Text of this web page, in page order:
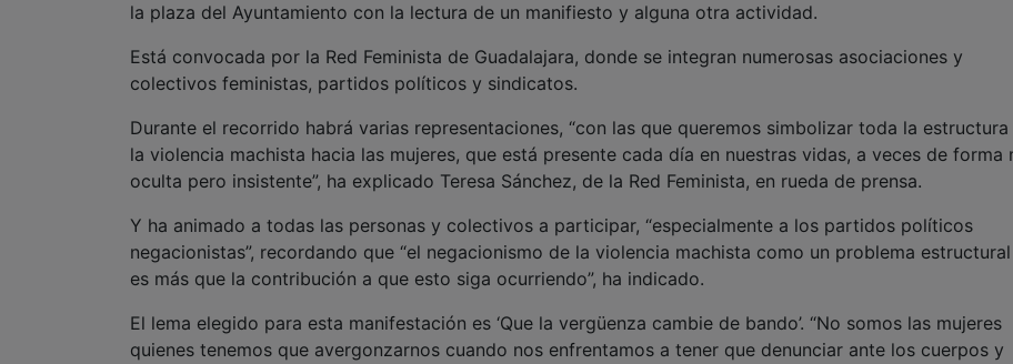
la plaza del Ayuntamiento con la lectura de un manifiesto y alguna otra actividad.
Está convocada por la Red Feminista de Guadalajara, donde se integran numerosas asociaciones y
colectivos feministas, partidos políticos y sindicatos.
Durante el recorrido habrá varias representaciones, “con las que queremos simbolizar toda la estructura
la violencia machista hacia las mujeres, que está presente cada día en nuestras vidas, a veces de forma
oculta pero insistente”, ha explicado Teresa Sánchez, de la Red Feminista, en rueda de prensa.
Y ha animado a todas las personas y colectivos a participar, “especialmente a los partidos políticos
negacionistas”, recordando que “el negacionismo de la violencia machista como un problema
es más que la contribución a que esto siga ocurriendo”, ha indicado.
El lema elegido para esta manifestación es ‘Que la vergüenza cambie de bando’. “No somos las mujeres
quienes tenemos que avergonzarnos cuando nos enfrentamos a tener que denunciar ante los cuerpos y